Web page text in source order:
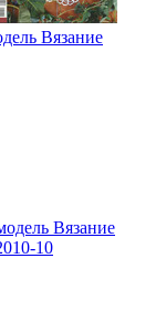
Вязание
Вязание
10